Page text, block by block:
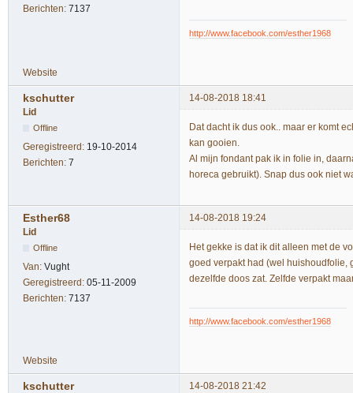
Berichten: 7137
http://www.facebook.com/esther1968
Website
kschutter
14-08-2018 18:41
Lid
Offline
Geregistreerd: 19-10-2014
Berichten: 7
Dat dacht ik dus ook.. maar er komt
kan gooien.
Al mijn fondant pak ik in folie in,
horeca gebruikt). Snap dus ook niet
Esther68
14-08-2018 19:24
Lid
Offline
Van: Vught
Geregistreerd: 05-11-2009
Berichten: 7137
Het gekke is dat ik dit alleen met de
goed verpakt had (wel huishoudfolie,
dezelfde doos zat. Zelfde verpakt
http://www.facebook.com/esther1968
Website
kschutter
14-08-2018 21:42